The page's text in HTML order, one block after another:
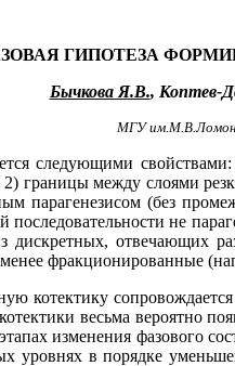
ГИПОТЕЗА
Бычкова Я.В., Коптев-
МГУ
следующими
границы между слоями
парагенезисом (без
не
дискретных, отвечающих
фракционированные
котектику
весьма вероятно
изменения фазового
уровнях в порядке